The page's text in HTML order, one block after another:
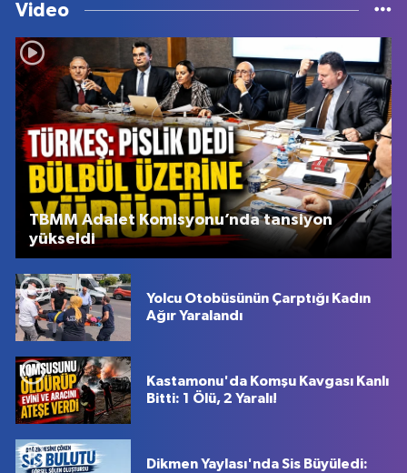
Video
TBMM Adalet Komisyonu’nda tansiyon
yükseldi
Yolcu Otobüsünün Çarptığı Kadın
Ağır Yaralandı
Kastamonu'da Komşu Kavgası Kanlı
Bitti: 1 Ölü, 2 Yaralı!
Dikmen Yaylası'nda Sis Büyüledi: